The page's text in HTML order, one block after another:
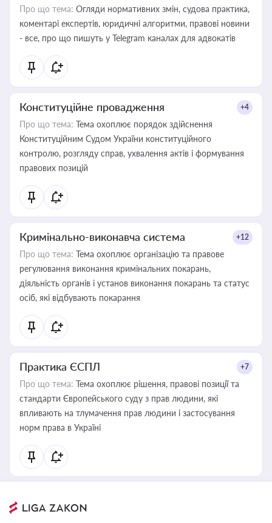
Про що тема: Огляди нормативних змін, судова практика,
коментарі експертів, юридичні алгоритми, правові новини
- все, про що пишуть у Telegram каналах для адвокатів
Конституційне провадження +4
Про що тема: Тема охоплює порядок здійснення
Конституційним Судом України конституційного
контролю, розгляду справ, ухвалення актів і формування
правових позицій
Кримінально-виконавча система +12
Про що тема: Тема охоплює організацію та правове
регулювання виконання кримінальних покарань,
діяльність органів і установ виконання покарань та статус
осіб, які відбувають покарання
Практика ЄСПЛ +7
Про що тема: Тема охоплює рішення, правові позиції та
стандарти Європейського суду з прав людини, які
впливають на тлумачення прав людини і застосування
норм права в Україні